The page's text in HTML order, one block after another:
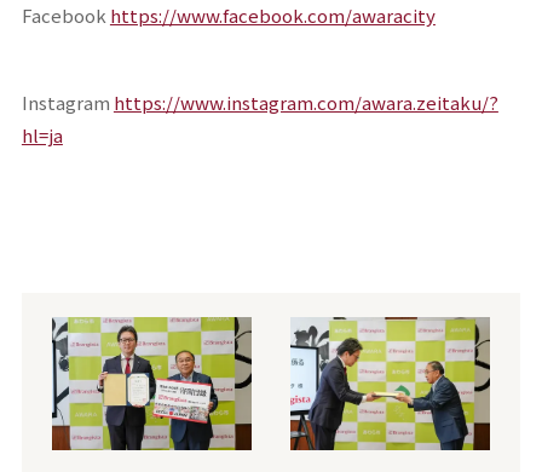
Facebook https://www.facebook.com/awaracity
Instagram https://www.instagram.com/awara.zeitaku/?
hl=ja